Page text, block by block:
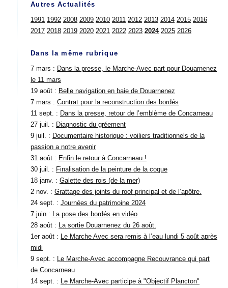
Autres Actualités
1991 1992 2008 2009 2010 2011 2012 2013 2014 2015 2016
2017 2018 2019 2020 2021 2022 2023 2024 2025 2026
Dans la même rubrique
7 mars : Dans la presse, le Marche-Avec part pour Douarnenez
le 11 mars
19 août : Belle navigation en baie de Douarnenez
7 mars : Contrat pour la reconstruction des bordés
11 sept. : Dans la presse, retour de l’emblème de Concarneau
27 juil. : Diagnostic du gréement
9 juil. : Documentaire historique : voiliers traditionnels de la
passion a notre avenir
31 août : Enfin le retour à Concarneau !
30 juil. : Finalisation de la peinture de la coque
18 janv. : Galette des rois (de la mer)
2 nov. : Grattage des joints du roof principal et de l’apôtre.
24 sept. : Journées du patrimoine 2024
7 juin : La pose des bordés en vidéo
28 août : La sortie Douarnenez du 26 août.
1er août : Le Marche Avec sera remis à l’eau lundi 5 août après
midi
9 sept. : Le Marche-Avec accompagne Recouvrance qui part
de Concarneau
14 sept. : Le Marche-Avec participe à "Objectif Plancton"